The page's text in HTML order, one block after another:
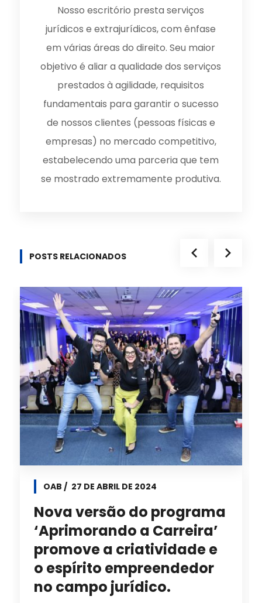
Nosso escritório presta serviços
jurídicos e extrajurídicos, com ênfase
em várias áreas do direito. Seu maior
objetivo é aliar a qualidade dos serviços
prestados à agilidade, requisitos
fundamentais para garantir o sucesso
de nossos clientes (pessoas físicas e
empresas) no mercado competitivo,
estabelecendo uma parceria que tem
se mostrado extremamente produtiva.
POSTS RELACIONADOS
OAB 27 DE ABRIL DE 2024
Nova versão do programa
‘Aprimorando a Carreira’
promove a criatividade e
o espírito empreendedor
no campo jurídico.